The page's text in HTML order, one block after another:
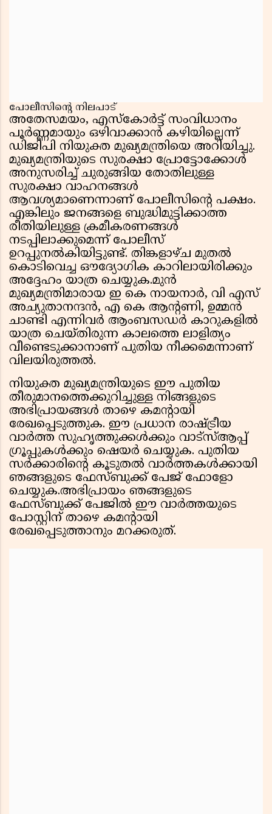
പോലീസിൻ്റെ നിലപാട്
അതേസമയം, എസ്കോർട്ട് സംവിധാനം
പൂർണ്ണമായും ഒഴിവാക്കാൻ കഴിയില്ലെന്ന്
ഡിജിപി നിയുക്ത മുഖ്യമന്ത്രിയെ അറിയിച്ചു.
മുഖ്യമന്ത്രിയുടെ സുരക്ഷാ പ്രോട്ടോക്കോൾ
അനുസരിച്ച് ചുരുങ്ങിയ തോതിലുള്ള
സുരക്ഷാ വാഹനങ്ങൾ
ആവശ്യമാണെന്നാണ് പോലീസിൻ്റെ പക്ഷം.
എങ്കിലും ജനങ്ങളെ ബുദ്ധിമുട്ടിക്കാത്ത
രീതിയിലുള്ള ക്രമീകരണങ്ങൾ
നടപ്പിലാക്കുമെന്ന് പോലീസ്
ഉറപ്പുനൽകിയിട്ടുണ്ട്. തിങ്കളാഴ്ച മുതൽ
കൊടിവെച്ച ഔദ്യോഗിക കാറിലായിരിക്കും
അദ്ദേഹം യാത്ര ചെയ്യുക.മുൻ
മുഖ്യമന്ത്രിമാരായ ഇ കെ നായനാർ, വി എസ്
അച്യുതാനന്ദൻ, എ കെ ആൻ്റണി, ഉമ്മൻ
ചാണ്ടി എന്നിവർ ആംബസഡർ കാറുകളിൽ
യാത്ര ചെയ്തിരുന്ന കാലത്തെ ലാളിത്യം
വീണ്ടെടുക്കാനാണ് പുതിയ നീക്കമെന്നാണ്
വിലയിരുത്തൽ.
നിയുക്ത മുഖ്യമന്ത്രിയുടെ ഈ പുതിയ
തീരുമാനത്തെക്കുറിച്ചുള്ള നിങ്ങളുടെ
അഭിപ്രായങ്ങൾ താഴെ കമൻ്റായി
രേഖപ്പെടുത്തുക. ഈ പ്രധാന രാഷ്ട്രീയ
വാർത്ത സുഹൃത്തുക്കൾക്കും വാട്സ്ആപ്പ്
ഗ്രൂപ്പുകൾക്കും ഷെയർ ചെയ്യുക. പുതിയ
സർക്കാരിൻ്റെ കൂടുതൽ വാർത്തകൾക്കായി
ഞങ്ങളുടെ ഫേസ്ബുക്ക് പേജ് ഫോളോ
ചെയ്യുക.അഭിപ്രായം ഞങ്ങളുടെ
ഫേസ്ബുക്ക് പേജിൽ ഈ വാർത്തയുടെ
പോസ്റ്റിന് താഴെ കമൻ്റായി
രേഖപ്പെടുത്താനും മറക്കരുത്.